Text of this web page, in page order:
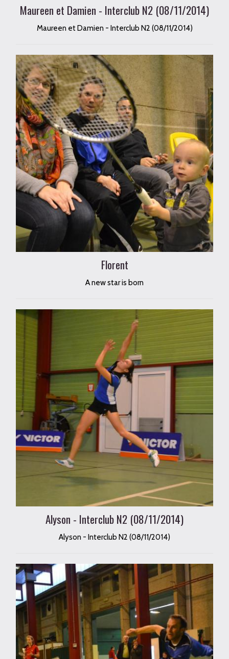
Maureen et Damien - Interclub N2 (08/11/2014)
Maureen et Damien - Interclub N2 (08/11/2014)
Florent
A new star is born
Alyson - Interclub N2 (08/11/2014)
Alyson - Interclub N2 (08/11/2014)